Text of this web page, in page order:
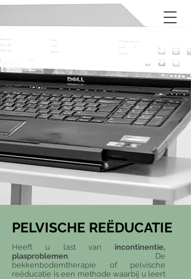
Kine+ Wervik
PELVISCHE REËDUCATIE
Heeft u last van incontinentie,
plasproblemen. De
bekkenbodemtherapie of pelvische
reëducatie is een methode waarbij u leert